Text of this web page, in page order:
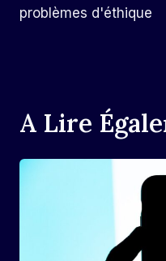
problèmes d'éthique
A Lire